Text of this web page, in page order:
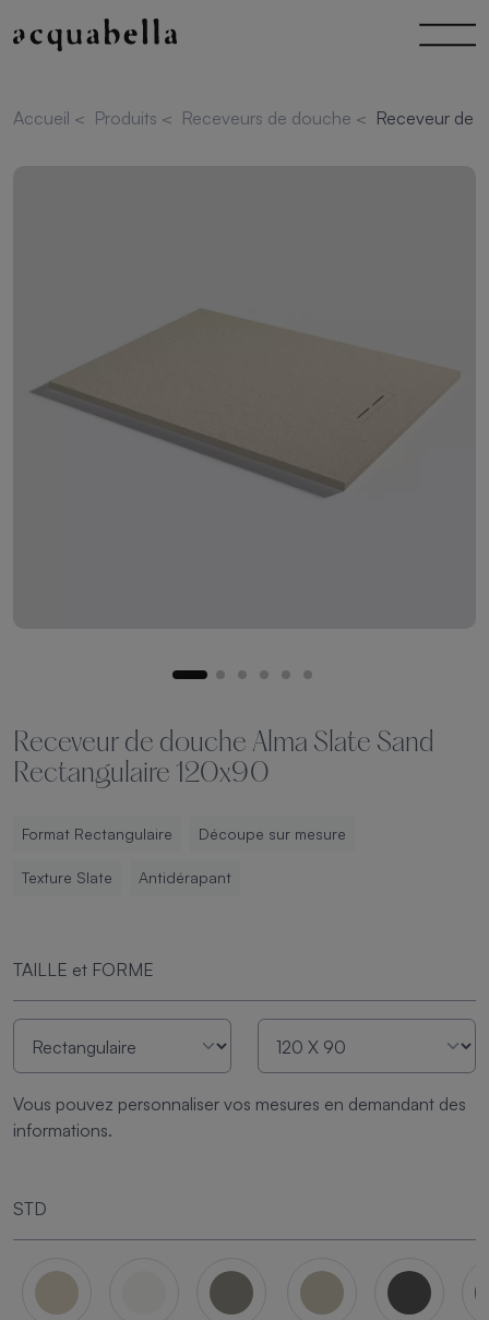
Accueil < Produits < Receveurs de douche < Receveur de
Receveur de douche Alma Slate Sand
Rectangulaire 120x90
Format Rectangulaire Découpe sur mesure
Texture Slate Antidérapant
TAILLE et FORME
Vous pouvez personnaliser vos mesures en demandant des
informations.
STD